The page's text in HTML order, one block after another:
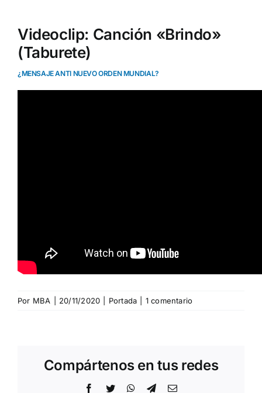
Videoclip: Canción «Brindo»
(Taburete)
¿MENSAJE ANTI NUEVO ORDEN MUNDIAL?
Por MBA 20/11/2020 Portada 1 comentario
Compártenos en tus redes
Facebook
Twitter WhatsApp
TelegramCorreo